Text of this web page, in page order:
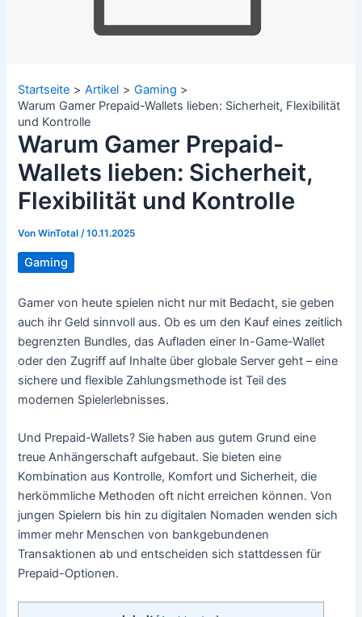
Startseite Artikel
Gaming
Warum Gamer Prepaid-Wallets lieben: Sicherheit, Flexibilität
und Kontrolle
Warum Gamer Prepaid-
Wallets lieben: Sicherheit,
Flexibilität und Kontrolle
VonWinTotal/10.11.2025
Gaming
Gamer von heute spielen nicht nur mit Bedacht, sie geben
auch ihr Geld sinnvoll aus. Ob es um den Kauf eines zeitlich
begrenzten Bundles, das Aufladen einer In-Game-Wallet
oder den Zugriff auf Inhalte über globale Server geht – eine
sichere und flexible Zahlungsmethode ist Teil des
modernen Spielerlebnisses.
Und Prepaid-Wallets? Sie haben aus gutem Grund eine
treue Anhängerschaft aufgebaut. Sie bieten eine
Kombination aus Kontrolle, Komfort und Sicherheit, die
herkömmliche Methoden oft nicht erreichen können. Von
jungen Spielern bis hin zu digitalen Nomaden wenden sich
immer mehr Menschen von bankgebundenen
Transaktionen ab und entscheiden sich stattdessen für
Prepaid-Optionen.